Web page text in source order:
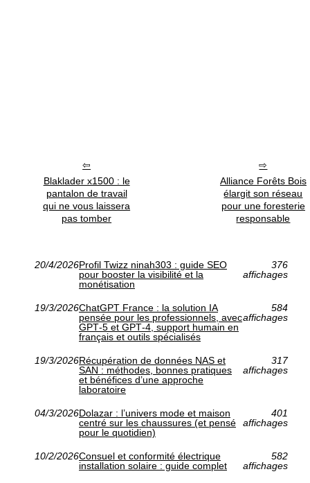
Blaklader x1500 : le
pantalon de travail
qui ne vous laissera
pas tomber
Alliance Forêts Bois
élargit son réseau
pour une foresterie
responsable
20/4/2026Profil Twizz ninah303 : guide SEO
pour booster la visibilité et la
monétisation
376
affichages
19/3/2026ChatGPT France : la solution IA
pensée pour les professionnels, avec
GPT‑5 et GPT‑4, support humain en
français et outils spécialisés
584
affichages
19/3/2026Récupération de données NAS et
SAN : méthodes, bonnes pratiques
et bénéfices d’une approche
laboratoire
317
affichages
04/3/2026Dolazar : l’univers mode et maison
centré sur les chaussures (et pensé
pour le quotidien)
401
affichages
10/2/2026Consuel et conformité électrique
installation solaire : guide complet
582
affichages